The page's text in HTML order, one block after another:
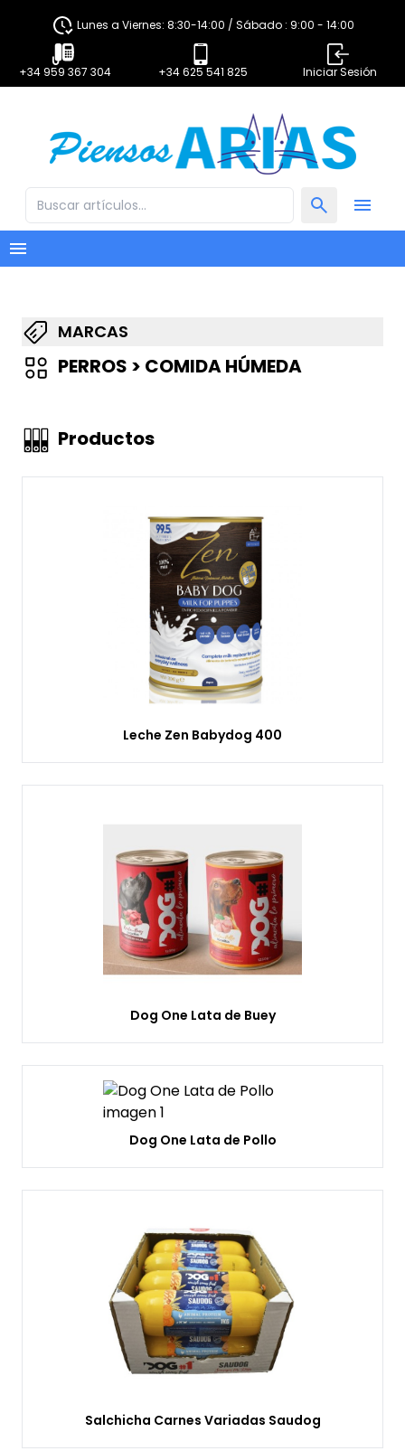
Lunes a Viernes: 8:30-14:00 / Sábado : 9:00 - 14:00
+34 959 367 304 +34 625 541 825 Iniciar Sesión
MARCAS
PERROS > COMIDA HÚMEDA
Productos
Leche Zen Babydog 400
Dog One Lata de Buey
Dog One Lata de Pollo
Salchicha Carnes Variadas Saudog